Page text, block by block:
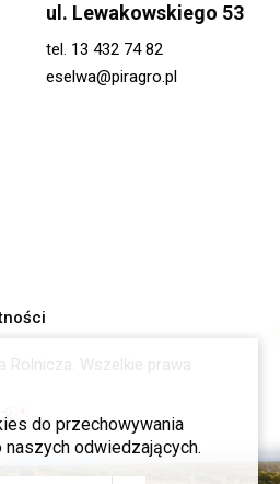
ul. Lewakowskiego 53
tel. 13 432 74 82
eselwa@piragro.pl
Rolnicza. Wszelkie prawa
do przechowywania
naszych odwiedzających.